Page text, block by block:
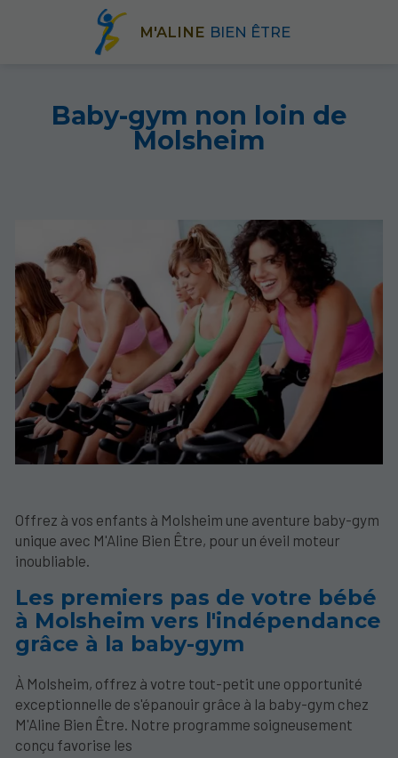
M'ALINE BIEN ÊTRE
Baby-gym non loin de
Molsheim
Offrez à vos enfants à Molsheim une aventure baby-gym
unique avec M'Aline Bien Être, pour un éveil moteur
inoubliable.
Les premiers pas de votre bébé
à Molsheim vers l'indépendance
grâce à la baby-gym
À Molsheim, offrez à votre tout-petit une opportunité
exceptionnelle de s'épanouir grâce à la baby-gym chez
M'Aline Bien Être. Notre programme soigneusement
conçu favorise les